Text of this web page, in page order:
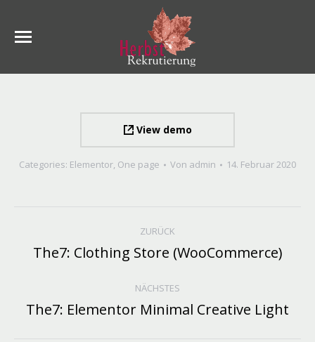
View demo
Categories: Elementor, One page Von admin 14. Februar 2020
NAVIGATION
ZURÜCK
Previous
The7: Clothing Store (WooCommerce)
NÄCHSTES
Next
The7: Elementor Minimal Creative Light